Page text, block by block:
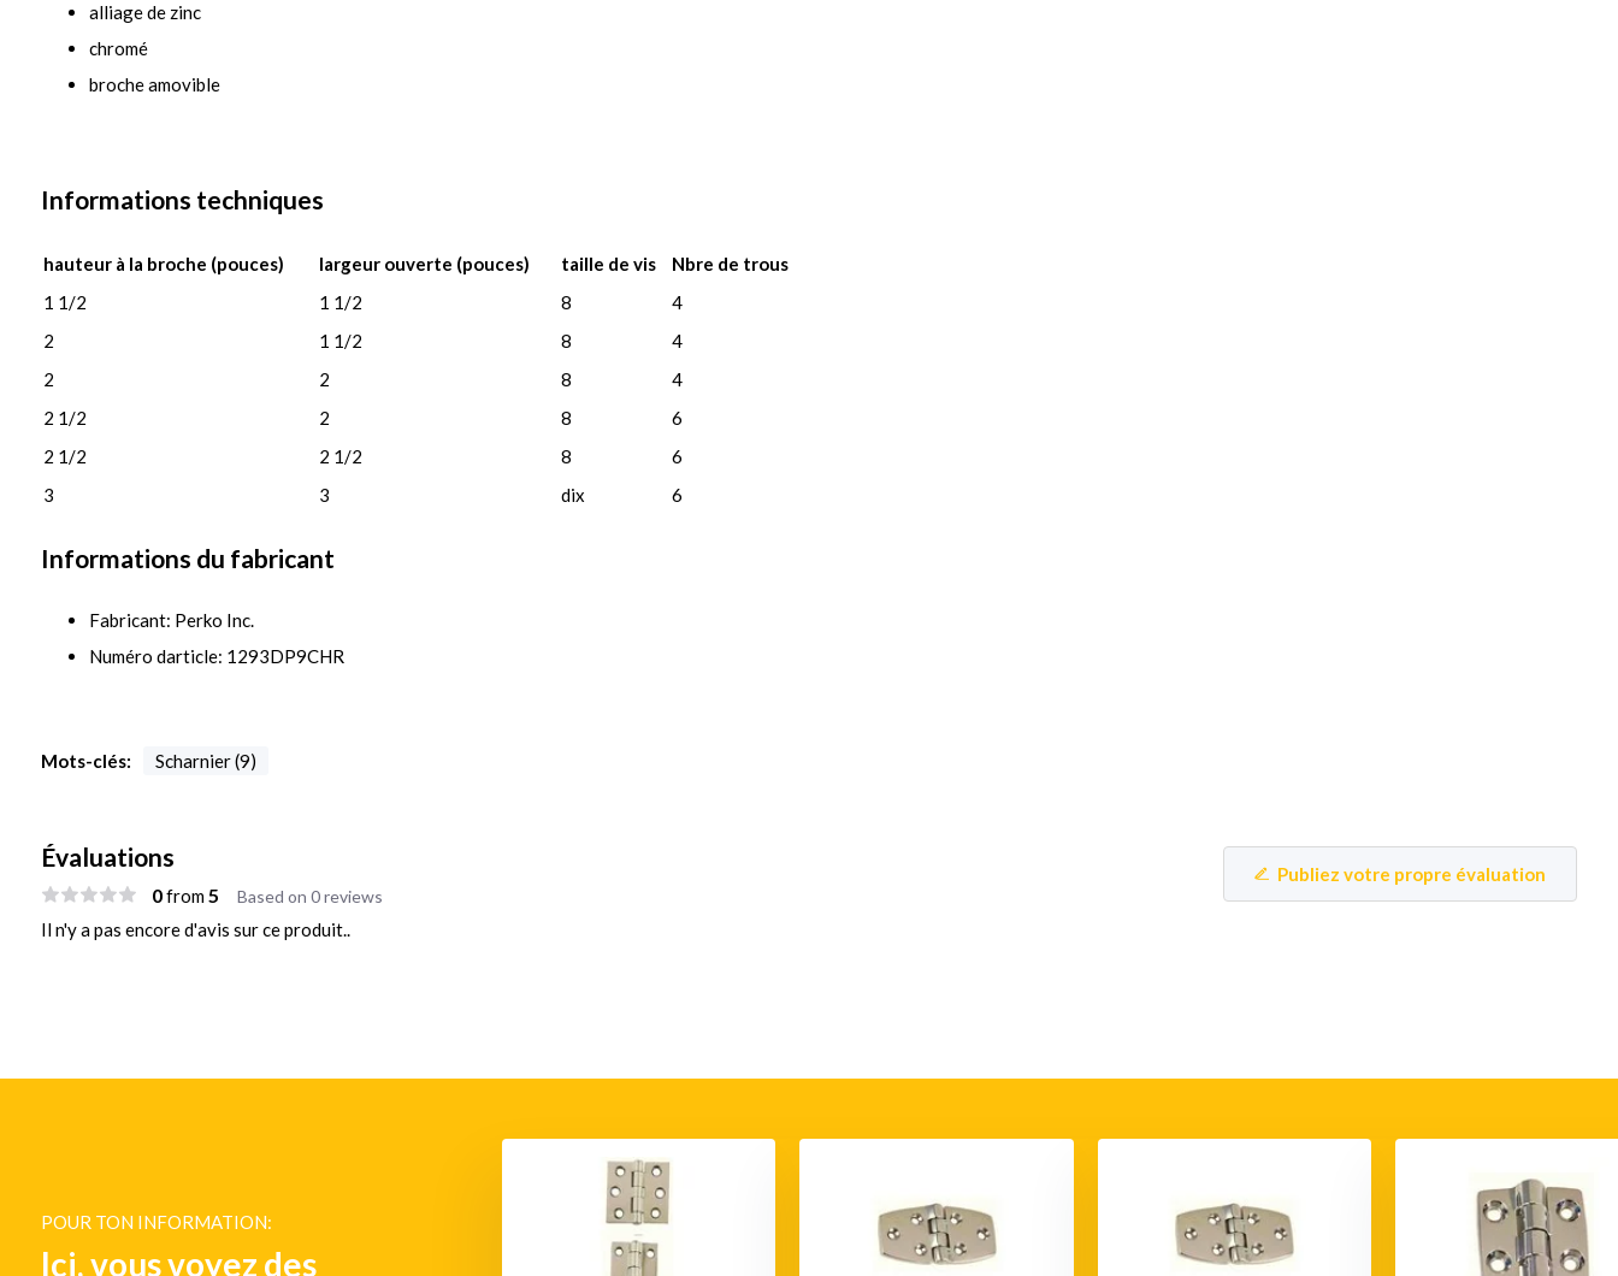
alliage de zinc
chromé
broche amovible
Informations techniques
hauteur à la broche (pouces) largeur ouverte (pouces) taille de vis
Nbre de trous
1 1/2
1 1/2 8
4
2
1 1/2 8
4
2
2 8
4
2 1/2
2 8
6
2 1/2
2 1/2 8
6
3
3 dix 6
Informations du fabricant
Fabricant: Perko Inc.
Numéro darticle: 1293DP9CHR
Mots-clés: Scharnier (9)
Évaluations
0from5 Based on 0 reviews
Publiez votre propre évaluation
Il n'y a pas encore d'avis sur ce produit..
POUR TON INFORMATION:
Ici, vous voyez des